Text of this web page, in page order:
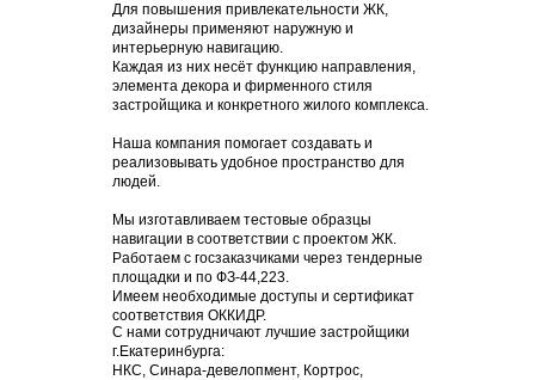
Для повышения привлекательности ЖК,
дизайнеры применяют наружную и
интерьерную навигацию.
Каждая из них несёт функцию направления,
элемента декора и фирменного стиля
застройщика и конкретного жилого комплекса.
Наша компания помогает создавать и
реализовывать удобное пространство для
людей.
Мы изготавливаем тестовые образцы
навигации в соответствии с проектом ЖК.
Работаем с госзаказчиками через тендерные
площадки и по ФЗ-44,223.
Имеем необходимые доступы и сертификат
соответствия ОККИДР.
С нами сотрудничают лучшие застройщики
г.Екатеринбурга:
НКС, Синара-девелопмент, Кортрос,